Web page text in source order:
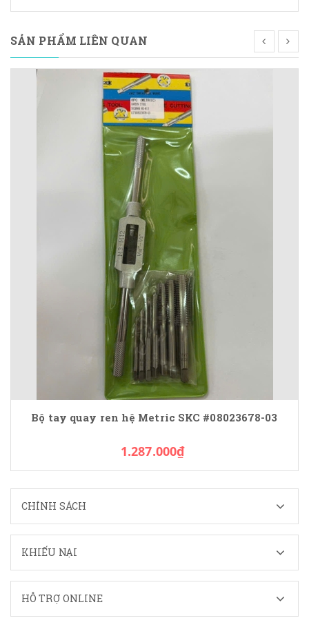
SẢN PHẨM LIÊN QUAN
Bộ tay quay ren hệ Metric SKC #08023678-03
1.287.000₫
CHÍNH SÁCH
KHIẾU NẠI
HỖ TRỢ ONLINE